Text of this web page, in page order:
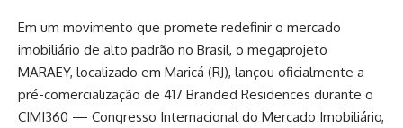
Em um movimento que promete redefinir o mercado
imobiliário de alto padrão no Brasil, o megaprojeto
MARAEY, localizado em Maricá (RJ), lançou oficialmente a
pré-comercialização de 417 Branded Residences durante o
CIMI360 — Congresso Internacional do Mercado Imobiliário,